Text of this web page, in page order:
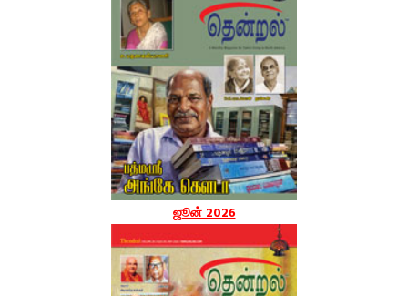
ஜூன் 2026